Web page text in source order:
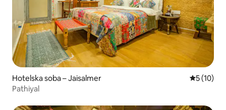
Hotelska soba – Jaisalmer Prosječna
5 (10)
Pathiyal